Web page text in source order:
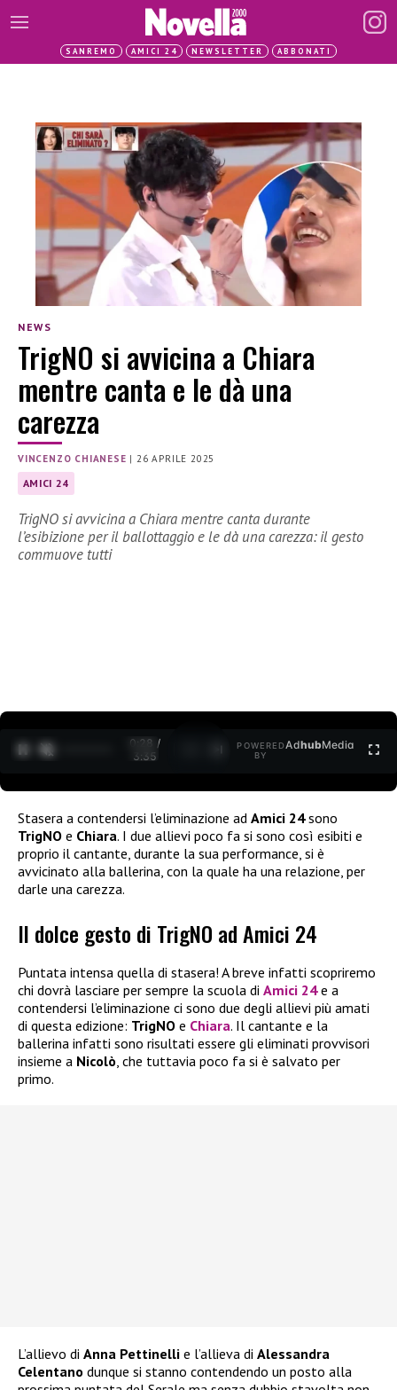
SANREMO AMICI 24 NEWSLETTER ABBONATI
NEWS
TrigNO si avvicina a Chiara
mentre canta e le dà una
carezza
VINCENZO CHIANESE |26 APRILE 2025
AMICI 24
TrigNO si avvicina a Chiara mentre canta durante
l’esibizione per il ballottaggio e le dà una carezza: il gesto
commuove tutti
0:29 /
3:35
POWERED
BY
AdhubMedia
Stasera a contendersi l’eliminazione ad Amici 24sono
TrigNO e Chiara. I due allievi poco fa si sono così esibiti e
proprio il cantante, durante la sua performance, si è
avvicinato alla ballerina, con la quale ha una relazione, per
darle una carezza.
Il dolce gesto di TrigNO ad Amici 24
Puntata intensa quella di stasera! A breve infatti scopriremo
chi dovrà lasciare per sempre la scuola di Amici 24e a
contendersi l’eliminazione ci sono due degli allievi più amati
di questa edizione: TrigNO e Chiara. Il cantante e la
ballerina infatti sono risultati essere gli eliminati provvisori
insieme a Nicolò, che tuttavia poco fa si è salvato per
primo.
L’allievo di Anna Pettinelli e l’allieva di Alessandra
Celentano dunque si stanno contendendo un posto alla